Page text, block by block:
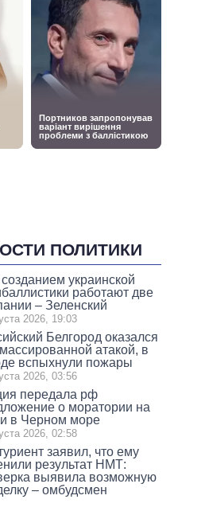
ПОЛИТИКИ
украинской
работают две
– Зеленский
2026, 19:03
Белгород оказался
атакой, в
вспыхнули пожары
2026, 03:56
передала рф
о моратории на
в Черном море
2026, 02:58
заявил, что ему
результат НМТ:
выявила возможную
– омбудсмен